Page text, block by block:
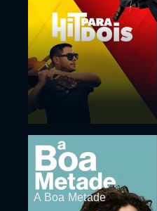
A Boa Metade